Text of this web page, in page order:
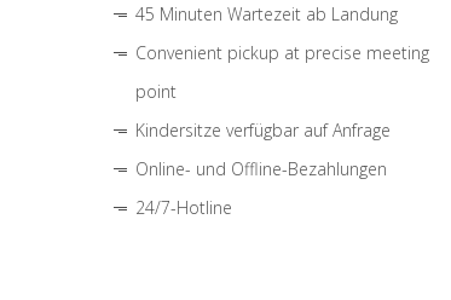
45 Minuten Wartezeit ab Landung
Convenient pickup at precise meeting
point
Kindersitze verfügbar auf Anfrage
Online- und Offline-Bezahlungen
24/7-Hotline